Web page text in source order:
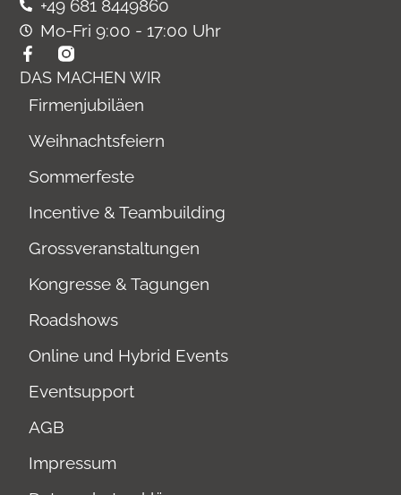
+49 681 8449860
Mo-Fri 9:00 - 17:00 Uhr
AGB
Impressum
DAS MACHEN WIR
Firmenjubiläen
Weihnachtsfeiern
Sommerfeste
Incentive & Teambuilding
Grossveranstaltungen
Kongresse & Tagungen
Roadshows
Online und Hybrid Events
Eventsupport